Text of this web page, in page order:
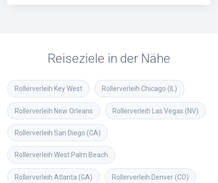
Reiseziele in der Nähe
Rollerverleih Key West Rollerverleih Chicago (IL)
Rollerverleih New Orleans Rollerverleih Las Vegas (NV)
Rollerverleih San Diego (CA)
Rollerverleih West Palm Beach
Rollerverleih Atlanta (GA) Rollerverleih Denver (CO)